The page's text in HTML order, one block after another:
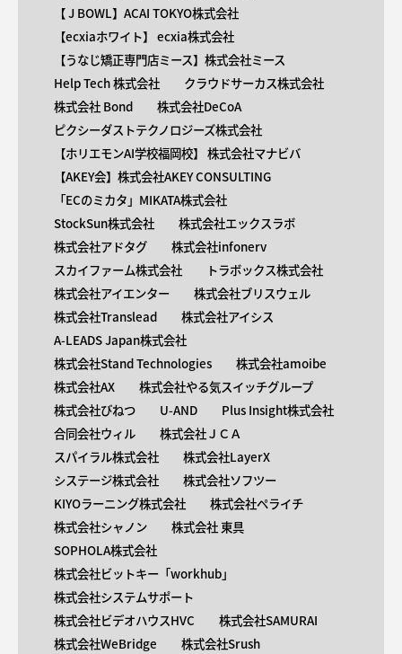
【 ​J BOWL】ACAI TOKYO株式会社
【​ecxiaホワイト】 ecxia株式会社
【​うなじ矯正専門店ミース】株式会社ミース
Help Tech 株式会社
クラウドサーカス株式会社
株式会社 Bond
株式会社DeCoA
ピクシーダストテクノロジーズ株式会社
【ホリエモンAI学校福岡校】 株式会社マナビバ
【AKEY会】株式会社AKEY CONSULTING
「ECのミカタ」MIKATA株式会社
StockSun株式会社
株式会社エックスラボ
株式会社アドタグ
株式会社infonerv
スカイファーム株式会社
トラボックス株式会社
株式会社アイエンター
株式会社ブリスウェル
株式会社Translead
株式会社アイシス
A-LEADS Japan株式会社
株式会社Stand Technologies
株式会社amoibe
株式会社AX
株式会社やる気スイッチグループ
株式会社びねつ
U-AND
Plus Insight株式会社
合同会社ウィル
株式会社ＪＣＡ
スパイラル株式会社
株式会社LayerX
システージ株式会社
株式会社ソフツー
KIYOラーニング株式会社
株式会社ペライチ
株式会社シャノン
株式会社 東具
SOPHOLA株式会社
株式会社ビットキー「workhub」
株式会社システムサポート
株式会社ビデオハウスHVC
株式会社SAMURAI
株式会社WeBridge
株式会社Srush